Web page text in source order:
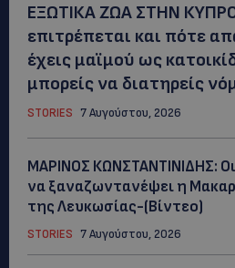
ΕΞΩΤΙΚΑ ΖΩΑ ΣΤΗΝ
επιτρέπεται και πότε
έχεις μαϊμού ως
μπορείς να διατηρείς
STORIES 7 Αυγούστου, 2026
ΜΑΡΙΝΟΣ ΚΩΝΣΤΑΝΤΙΝΙΔΗΣ:
να ξαναζωντανέψει η
της Λευκωσίας-(Βίντεο)
STORIES 7 Αυγούστου, 2026